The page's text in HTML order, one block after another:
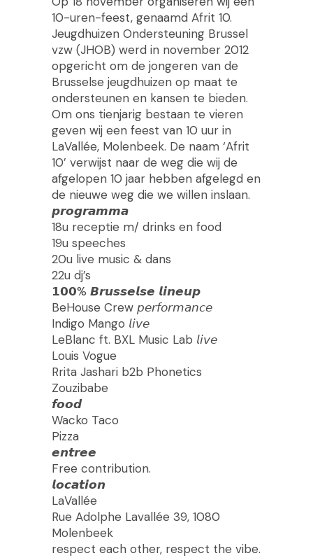
10-uren-feest, genaamd Afrit 10.
Jeugdhuizen Ondersteuning Brussel
vzw (JHOB) werd in november 2012
opgericht om de jongeren van de
Brusselse jeugdhuizen op maat te
ondersteunen en kansen te bieden.
Om ons tienjarig bestaan te vieren
geven wij een feest van 10 uur in
LaVallée, Molenbeek. De naam ‘Afrit
10’ verwijst naar de weg die wij de
afgelopen 10 jaar hebben afgelegd en
de nieuwe weg die we willen inslaan.
𝙥𝙧𝙤𝙜𝙧𝙖𝙢𝙢𝙖
18u receptie m/ drinks en food
19u speeches
20u live music & dans
22u dj’s
𝟭𝟬𝟬% 𝘽𝙧𝙪𝙨𝙨𝙚𝙡𝙨𝙚 𝙡𝙞𝙣𝙚𝙪𝙥
BeHouse Crew 𝘱𝘦𝘳𝘧𝘰𝘳𝘮𝘢𝘯𝘤𝘦
Indigo Mango 𝘭𝘪𝘷𝘦
LeBlanc ft. BXL Music Lab 𝘭𝘪𝘷𝘦
Louis Vogue
Rrita Jashari b2b Phonetics
Zouzibabe
𝙛𝙤𝙤𝙙
Wacko Taco
Pizza
𝙚𝙣𝙩𝙧𝙚𝙚
Free contribution.
𝙡𝙤𝙘𝙖𝙩𝙞𝙤𝙣
LaVallée
Rue Adolphe Lavallée 39, 1080
Molenbeek
respect each other, respect the vibe.